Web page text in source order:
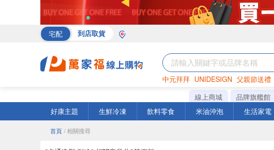
宅配 到店取貨
中元拜拜 UNIDESIGN 父親節送禮
巧克力 罐頭 衛生紙
線上商城 品牌旗艦館
好康主題
生鮮冷凍 飲料零食 米油沖泡 生活家電
首頁 / 相關搜尋